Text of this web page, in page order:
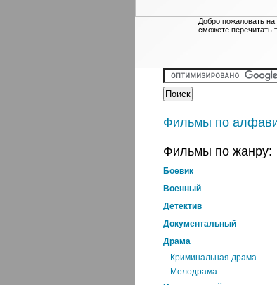
Добро пожаловать
сможете
Фильмы по
Фильмы по жанру:
Боевик
Военный
Детектив
Документальный
Драма
Криминальная драма
Мелодрама